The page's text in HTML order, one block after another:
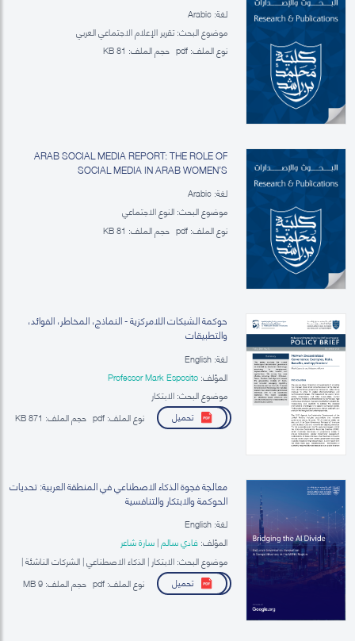
لغة: Arabic
موضوع البحث: تقرير الإعلام الاجتماعي العربي
نوع الملف:
حجم الملف:
ARAB SOCIAL MEDIA REPORT: THE ROLE OF
SOCIAL MEDIA IN ARAB WOMEN’S
لغة: Arabic
موضوع البحث: النوع الاجتماعي
نوع الملف:
حجم الملف:
حوكمة الشبكات اللامركزية - النماذج، المخاطر، الفوائد،
والتطبيقات
لغة: English
المؤلف: Professor Mark Esposito
موضوع البحث: الابتكار
تحميل
نوع الملف: حجم الملف:
معالجة فجوة الذكاء الاصطناعي في المنطقة العربية: تحديات
الحوكمة والابتكار والتنافسية
لغة: English
المؤلف: فادي سالم| سارة شاعر
موضوع البحث: الابتكار | الذكاء الاصطناعي | الشركات الناشئة |
الحوكمة الرقمية
تحميل نوع الملف: حجم الملف: